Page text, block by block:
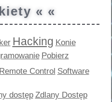
« «
Hacking Konie
Pobierz
Remote Control Software
dostęp Zdlany Dostęp